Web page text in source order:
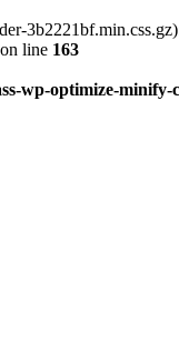
on line 163
wp-optimize-minify-